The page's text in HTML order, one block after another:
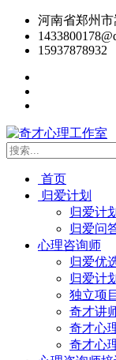
河南省郑州
15937878932
首页
归爱计划
归爱计
归爱问
心理咨询师
归爱优
归爱计
独立项
奇才讲
奇才心
奇才心